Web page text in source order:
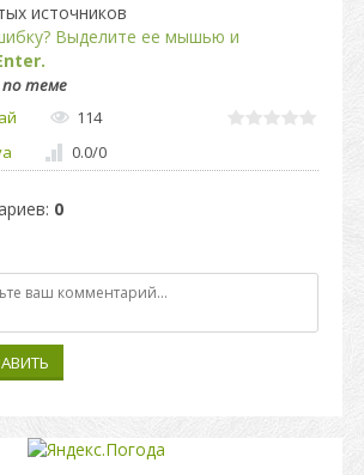
источников
Выделите ее мышью и
теме
114
0.0/0
: 0